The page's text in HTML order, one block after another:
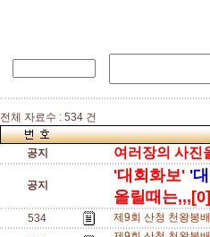
전체 자료수 : 534 건
공지 여러장의 사진
공지
'대회화보' '
올릴때는,,,[0]
534
제9회 산청 천왕봉